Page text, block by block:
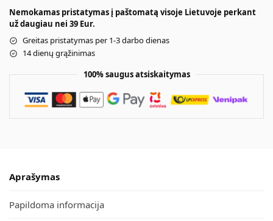
Nemokamas pristatymas į paštomatą visoje Lietuvoje perkant
už daugiau nei 39 Eur.
Greitas pristatymas per 1-3 darbo dienas
14 dienų grąžinimas
100% saugus atsiskaitymas
Aprašymas
Papildoma informacija